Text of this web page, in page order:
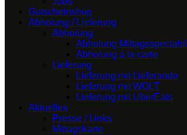
Gutscheinshop
Abholung / Lieferung
Abholung
Abholung Mittagsspecials!
Abholung á la carte
Lieferung
Lieferung mit Lieferando
Lieferung mit WOLT
Lieferung mit UberEats
Aktuelles
Presse / Links
Mittagskarte